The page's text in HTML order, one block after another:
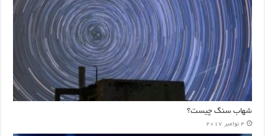
شهاب سنگ چیست؟
4 نوامبر 2017